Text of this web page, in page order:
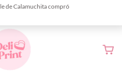
hasta 6 días hábiles